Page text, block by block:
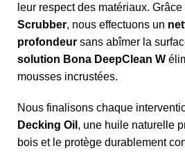
leur respect des matériaux. Grâce
Scrubber, nous effectuons un
profondeur sans abîmer la
solution Bona DeepClean W
mousses incrustées.
Nous finalisons chaque
Decking Oil , une huile naturelle
bois et le protège durablement